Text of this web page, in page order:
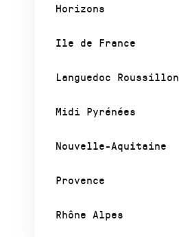
Horizons
Ile de France
Languedoc Roussillon
Midi Pyrénées
Nouvelle-Aquitaine
Provence
Rhône Alpes